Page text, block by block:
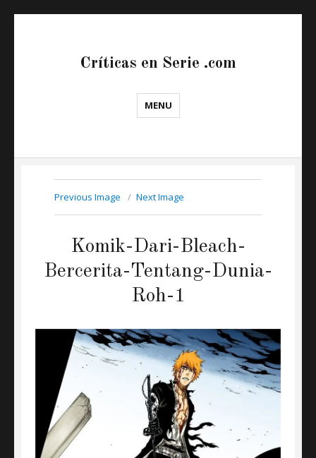
Críticas en Serie .com
MENU
Previous Image Next Image
Komik-Dari-Bleach-
Bercerita-Tentang-Dunia-
Roh-1